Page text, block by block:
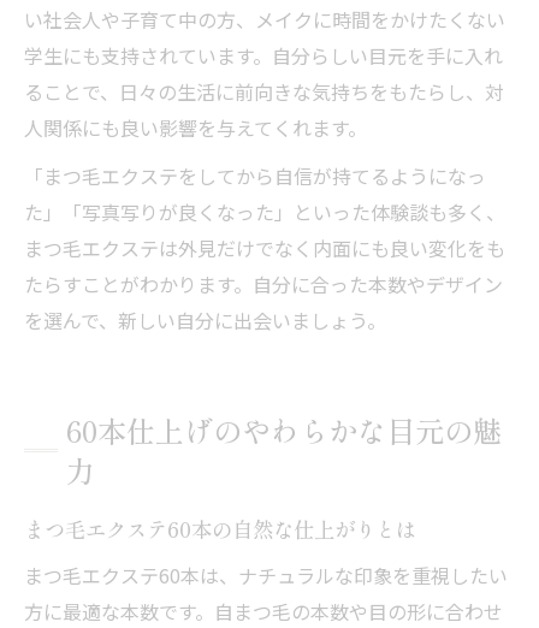
い社会人や子育て中の方、メイクに時間をかけたくない
学生にも支持されています。自分らしい目元を手に入れ
ることで、日々の生活に前向きな気持ちをもたらし、対
人関係にも良い影響を与えてくれます。
「まつ毛エクステをしてから自信が持てるようになっ
た」「写真写りが良くなった」といった体験談も多く、
まつ毛エクステは外見だけでなく内面にも良い変化をも
たらすことがわかります。自分に合った本数やデザイン
を選んで、新しい自分に出会いましょう。
60本仕上げのやわらかな目元の魅
力
まつ毛エクステ60本の自然な仕上がりとは
まつ毛エクステ60本は、ナチュラルな印象を重視したい
方に最適な本数です。自まつ毛の本数や目の形に合わせ